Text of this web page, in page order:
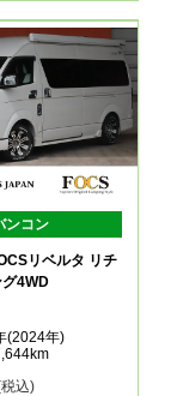
ンコン
リベルタ リチ
4WD
(2024年)
込)